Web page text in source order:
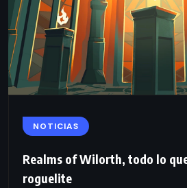
NOTICIAS
Realms of Wilorth, todo lo
roguelite